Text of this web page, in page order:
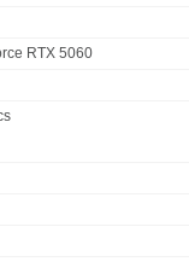
RTX 5060